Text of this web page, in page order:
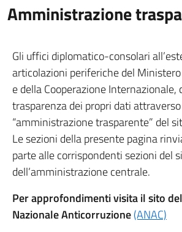
Amministrazione
Gli uffici diplomatico-consolari
articolazioni periferiche del
e della Cooperazione Internazionale,
trasparenza dei propri dati
“amministrazione trasparente” del
Le sezioni della presente pagina
parte alle corrispondenti sezioni del
dell’amministrazione centrale.
Per approfondimenti visita il sito
Nazionale Anticorruzione(ANAC)